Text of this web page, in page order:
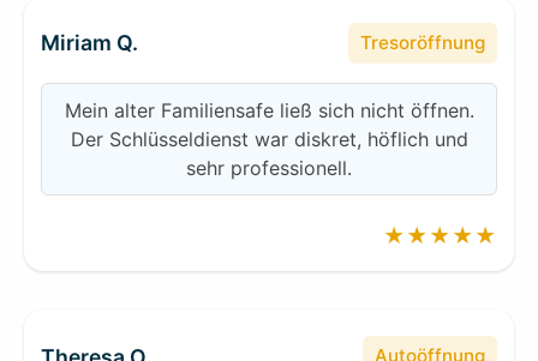
Miriam Q. Tresoröffnung
Mein alter Familiensafe ließ sich nicht öffnen.
Der Schlüsseldienst war diskret, höflich und
sehr professionell.
★★★★★
Autoöffnung